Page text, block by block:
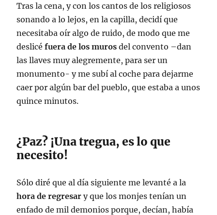
Tras la cena, y con los cantos de los religiosos
sonando a lo lejos, en la capilla, decidí que
necesitaba oír algo de ruido, de modo que me
deslicéfuera de los muros del convento –dan
las llaves muy alegremente, para ser un
monumento- y me subí al coche para dejarme
caer por algún bar del pueblo, que estaba a unos
quince minutos.
¿Paz? ¡Una tregua, es lo que
necesito!
Sólo diré que al día siguiente me levanté a la
hora de regresar y que los monjes tenían un
enfado de mil demonios porque, decían, había